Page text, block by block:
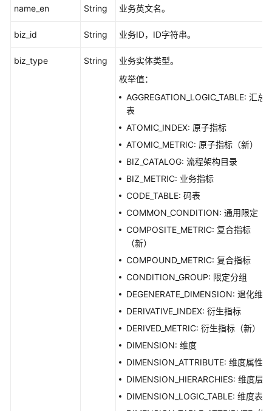
name_en String 业务英文名。
biz_id String 业务ID，ID字符串。
biz_type String
业务实体类型。
枚举值：
AGGREGATION_LOGIC_TABLE: 汇总
表
ATOMIC_INDEX: 原子指标
ATOMIC_METRIC: 原子指标（新）
BIZ_CATALOG: 流程架构目录
BIZ_METRIC: 业务指标
CODE_TABLE: 码表
COMMON_CONDITION: 通用限定
COMPOSITE_METRIC: 复合指标
（新）
COMPOUND_METRIC: 复合指标
CONDITION_GROUP: 限定分组
DEGENERATE_DIMENSION: 退化维度
DERIVATIVE_INDEX: 衍生指标
DERIVED_METRIC: 衍生指标（新）
DIMENSION: 维度
DIMENSION_ATTRIBUTE: 维度属性
DIMENSION_HIERARCHIES: 维度层级
DIMENSION_LOGIC_TABLE: 维度表